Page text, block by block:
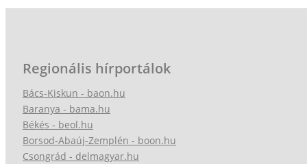
Regionális hírportálok
Bács-Kiskun - baon.hu
Baranya - bama.hu
Békés - beol.hu
Borsod-Abaúj-Zemplén - boon.hu
Csongrád - delmagyar.hu